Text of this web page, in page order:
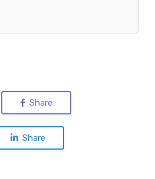
Share
Share